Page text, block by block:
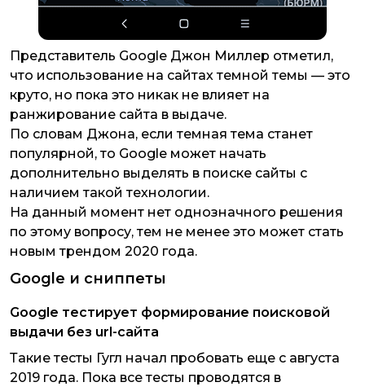
Представитель Google Джон Миллер отметил,
что использование на сайтах темной темы — это
круто, но пока это никак не влияет на
ранжирование сайта в выдаче.
По словам Джона, если темная тема станет
популярной, то Google может начать
дополнительно выделять в поиске сайты с
наличием такой технологии.
На данный момент нет однозначного решения
по этому вопросу, тем не менее это может стать
новым трендом 2020 года.
Google и сниппеты
Google тестирует формирование поисковой
выдачи без url-сайта
Такие тесты Гугл начал пробовать еще с августа
2019 года. Пока все тесты проводятся в